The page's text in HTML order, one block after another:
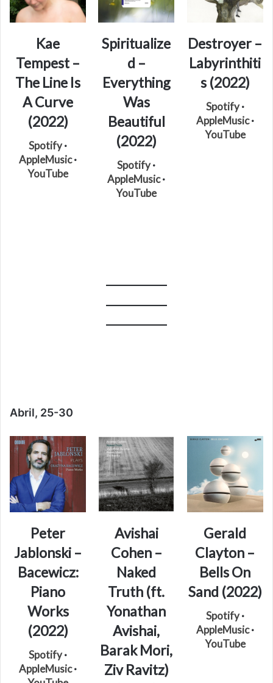
Kae
Tempest –
The Line Is
A Curve
(2022)
Spotify·
AppleMusic·
YouTube
Spiritualize
d –
Everything
Was
Beautiful
(2022)
Spotify·
AppleMusic·
YouTube
Destroyer –
Labyrinthiti
s (2022)
Spotify·
AppleMusic·
YouTube
Abril, 25-30
Peter
Jablonski –
Bacewicz:
Piano
Works
(2022)
Spotify·
AppleMusic·
Avishai
Cohen –
Naked
Truth (ft.
Yonathan
Avishai,
Barak Mori,
Ziv Ravitz)
Gerald
Clayton –
Bells On
Sand (2022)
Spotify·
AppleMusic·
YouTube